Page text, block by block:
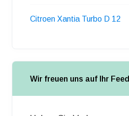
Citroen Xantia Turbo D 12
Wir freuen uns auf Ihr